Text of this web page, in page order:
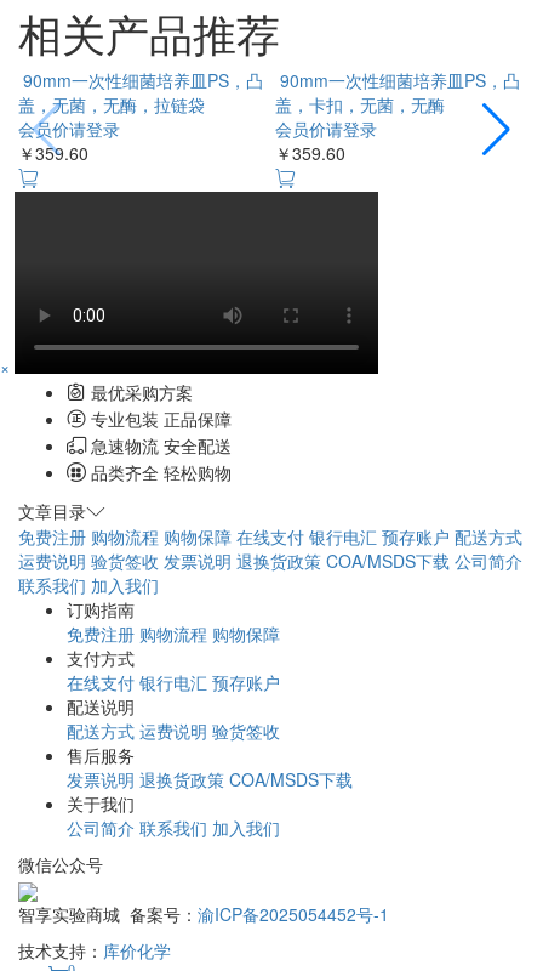
相关产品推荐
90mm一次性细菌培养皿PS，凸
盖，无菌，无酶，拉链袋
会员价请登录
90mm一次性细菌培养皿PS，凸
盖，卡扣，无菌，无酶
会员价请登录
最优采购方案
专业包装 正品保障
品类齐全 轻松购物
文章目录
免费注册 购物流程
运费说明 验货签收
联系我们 加入我们
订购指南
免费注册 购物流程 购物保障
支付方式
在线支付 银行电汇 预存账户
配送说明
配送方式 运费说明 验货签收
售后服务
发票说明 退换货政策 COA/MSDS下载
关于我们
公司简介
微信公众号
智享实验商城 备案号：